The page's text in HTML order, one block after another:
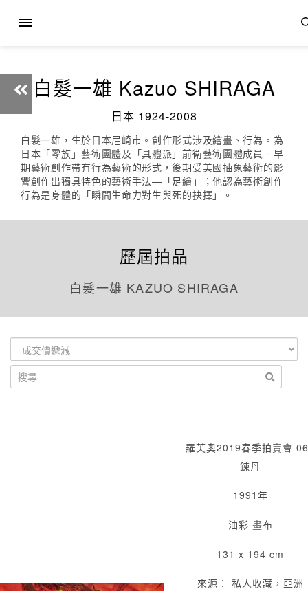
白髮一雄 Kazuo SHIRAGA
日本 1924-2008
白髮一雄，生於日本尼崎市。創作形式涉及繪畫、行為。為
日本「零族」藝術團體及「具體派」前衛藝術團體成員。早
期藝術創作帶有行為藝術的形式，後期受美國抽象藝術的影
響創作出獨具特色的藝術手法—「足繪」；他認為藝術創作
行為是身體的「瞬間生命力對生與死的抉擇」。
歷屆拍品
白髮一雄 KAZUO SHIRAGA
羅芙奧2019春季拍賣會
鍊丹
1991年
油彩 畫布
131 x 194 cm
來源： 私人收藏，亞洲